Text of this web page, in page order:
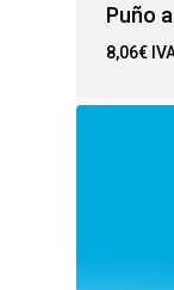
Puño
8,06€